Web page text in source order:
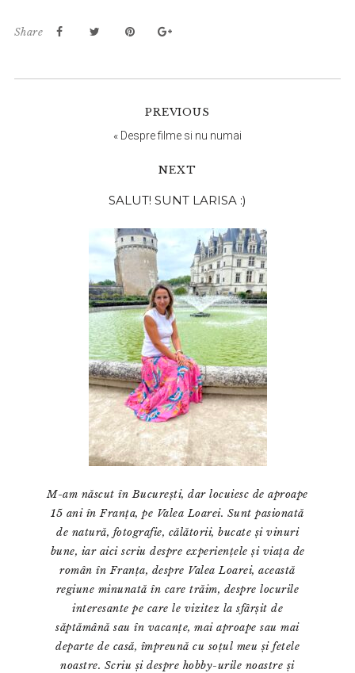
Share
PREVIOUS
« Despre filme si nu numai
NEXT
principală
SALUT! SUNT LARISA :)
M-am născut în București, dar locuiesc de aproape
15 ani în Franța, pe Valea Loarei. Sunt pasionată
de natură, fotografie, călătorii, bucate și vinuri
bune, iar aici scriu despre experiențele și viața de
român în Franța, despre Valea Loarei, această
regiune minunată în care trăim, despre locurile
interesante pe care le vizitez la sfârșit de
săptămână sau în vacanțe, mai aproape sau mai
departe de casă, împreună cu soțul meu și fetele
noastre. Scriu și despre hobby-urile noastre și